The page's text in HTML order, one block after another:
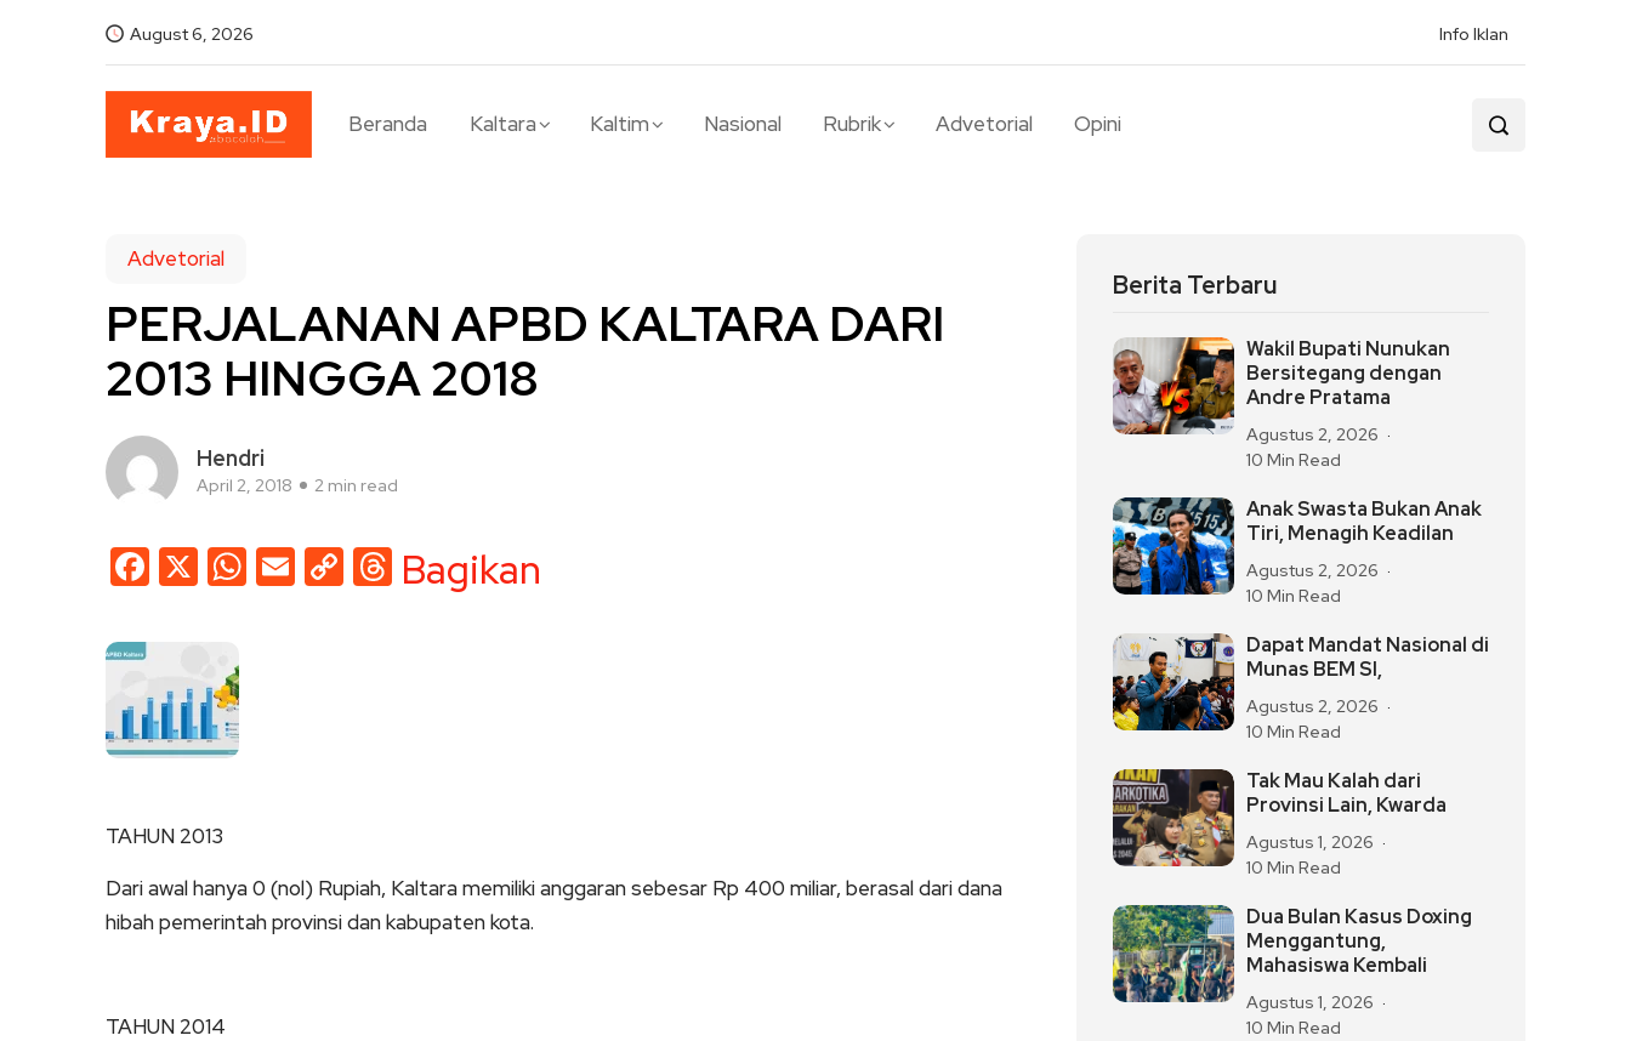
August 6, 2026 Info Iklan
Beranda Kaltara Kaltim Nasional Rubrik Advetorial Opini
Advetorial
PERJALANAN APBD KALTARA DARI
2013 HINGGA 2018
Hendri
April 2, 2018 2 min read
Facebook
X WhatsApp
EmailCopyThreads
Bagikan
TAHUN 2013
Dari awal hanya 0 (nol) Rupiah, Kaltara memiliki anggaran sebesar Rp 400 miliar, berasal dari dana
hibah pemerintah provinsi dan kabupaten kota.
TAHUN 2014
Berita Terbaru
Wakil Bupati Nunukan
Bersitegang dengan
Andre Pratama
Agustus 2, 2026
10 Min Read
Anak Swasta Bukan Anak
Tiri, Menagih Keadilan
Agustus 2, 2026
10 Min Read
Dapat Mandat Nasional di
Munas BEM SI,
Agustus 2, 2026
10 Min Read
Tak Mau Kalah dari
Provinsi Lain, Kwarda
Agustus 1, 2026
10 Min Read
Dua Bulan Kasus Doxing
Menggantung,
Mahasiswa Kembali
Agustus 1, 2026
10 Min Read